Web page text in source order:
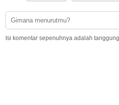
Isi komentar sepenuhnya adalah